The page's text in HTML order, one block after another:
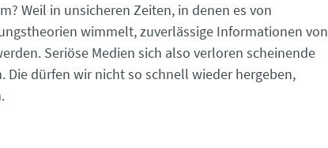
Weil in unsicheren Zeiten, in denen es von
wimmelt, zuverlässige Informationen von
Seriöse Medien sich also verloren scheinende
Die dürfen wir nicht so schnell wieder hergeben,